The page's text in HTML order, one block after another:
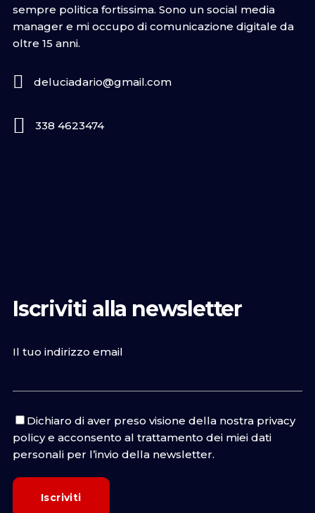
sempre politica fortissima. Sono un social media
manager e mi occupo di comunicazione digitale da
oltre 15 anni.
deluciadario@gmail.com
338 4623474
Iscriviti alla newsletter
Il tuo indirizzo email
Dichiaro di aver preso visione della nostra privacy
policye acconsento al trattamento dei miei dati
personali per l’invio della newsletter.